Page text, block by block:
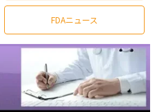
FDAニュース